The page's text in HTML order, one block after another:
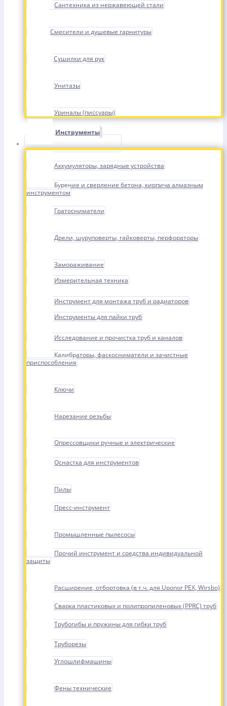
Сантехника из нержавеющей стали
Смесители и душевые гарнитуры
Сушилки для рук
Унитазы
Уриналы (писсуары)
Инструменты
Аккумуляторы, зарядные устройства
Бурение и сверление бетона, кирпича алмазным
инструментом
Гратосниматели
Дрели, шуруповерты, гайковерты, перфораторы
Замораживание
Измерительная техника
Инструмент для монтажа труб и радиаторов
Инструменты для пайки труб
Исследование и прочистка труб и каналов
Калибраторы, фаскосниматели и зачистные
приспособления
Ключи
Нарезание резьбы
Опрессовщики ручные и электрические
Оснастка для инструментов
Пилы
Пресс-инструмент
Промышленные пылесосы
Прочий инструмент и средства индивидуальной
защиты
Расширение, отбортовка (в т.ч. для Uponor PEX, Wirsbo)
Сварка пластиковых и полипропиленовых (PPRC) труб
Трубогибы и пружины для гибки труб
Труборезы
Углошлифмашины
Фены технические